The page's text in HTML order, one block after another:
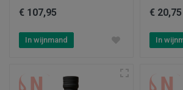
€ 107,95
In wijnmand
€ 20,75
In